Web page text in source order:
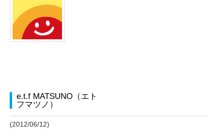
e.t.f MATSUNO（エト
フマツノ）
(2012/06/12)